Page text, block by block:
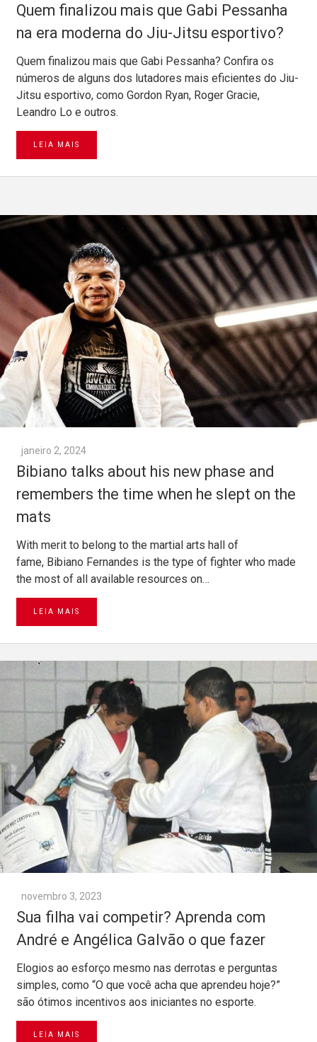
Quem finalizou mais que Gabi Pessanha
na era moderna do Jiu-Jitsu esportivo?
Quem finalizou mais que Gabi Pessanha? Confira os
números de alguns dos lutadores mais eficientes do Jiu-
Jitsu esportivo, como Gordon Ryan, Roger Gracie,
Leandro Lo e outros.
LEIA MAIS
janeiro 2, 2024
Bibiano talks about his new phase and
remembers the time when he slept on the
mats
With merit to belong to the martial arts hall of
fame, Bibiano Fernandes is the type of fighter who made
the most of all available resources on…
LEIA MAIS
novembro 3, 2023
Sua filha vai competir? Aprenda com
André e Angélica Galvão o que fazer
Elogios ao esforço mesmo nas derrotas e perguntas
simples, como “O que você acha que aprendeu hoje?”
são ótimos incentivos aos iniciantes no esporte.
LEIA MAIS